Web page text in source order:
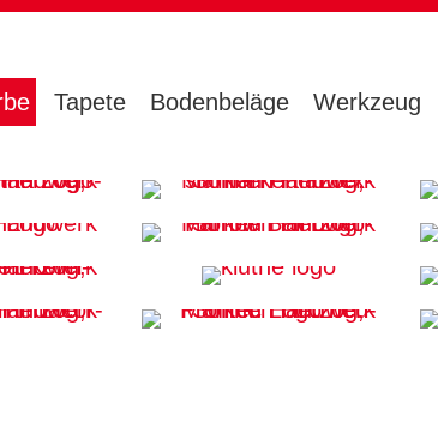
Tapete Bodenbeläge Werkzeug